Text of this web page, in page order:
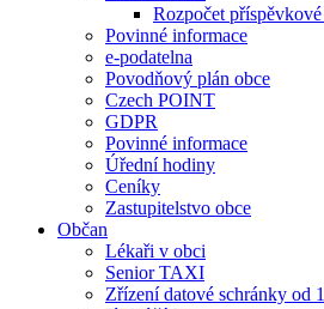
Rozpočet
Povinné informace
e-podatelna
Povodňový plán obce
Czech POINT
GDPR
Povinné informace
Úřední hodiny
Ceníky
Zastupitelstvo obce
Občan
Lékaři v obci
Senior TAXI
Zřízení datové schránky od